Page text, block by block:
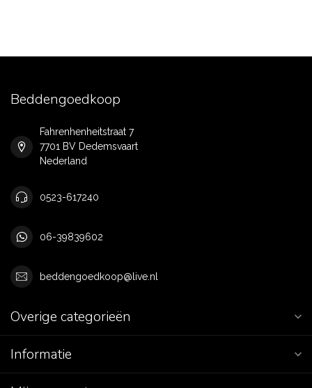
Beddengoedkoop
Fahrenhenheitstraat 7
7701 BV Dedemsvaart
Nederland
0523-617240
06-39839602
beddengoedkoop@live.nl
Overige categorieën
Informatie